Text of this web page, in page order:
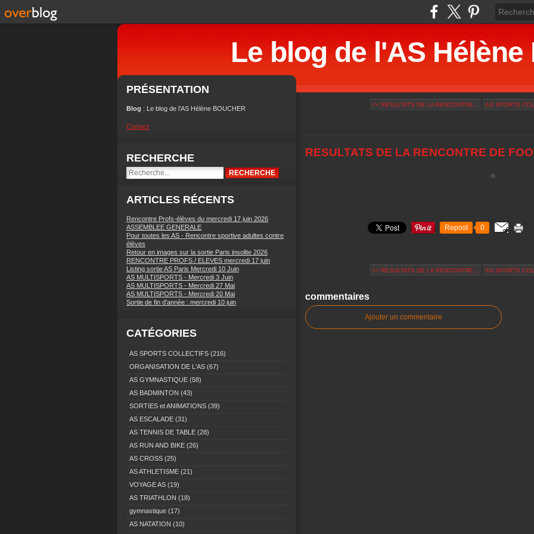
Le blog de l'AS Hélène
PRÉSENTATION
Blog : Le blog de l'AS Hélène BOUCHER
Contact
RECHERCHE
ARTICLES RÉCENTS
Rencontre Profs-élèves du mercredi 17 juin 2026
ASSEMBLEE GENERALE
Pour toutes les AS - Rencontre sportive adultes contre
élèves
Retour en images sur la sortie Paris insolite 2026
RENCONTRE PROFS / ELEVES mercredi 17 juin
Listing sortie AS Paris Mercredi 10 Juin
AS MULTISPORTS - Mercredi 3 Juin
AS MULTISPORTS - Mercredi 27 Mai
AS MULTISPORTS - Mercredi 20 Mai
Sortie de fin d'année : mercredi 10 juin
CATÉGORIES
AS SPORTS COLLECTIFS (216)
ORGANISATION DE L'AS (67)
AS GYMNASTIQUE (58)
AS BADMINTON (43)
SORTIES et ANIMATIONS (39)
AS ESCALADE (31)
AS TENNIS DE TABLE (28)
AS RUN AND BIKE (26)
AS CROSS (25)
AS ATHLETISME (21)
VOYAGE AS (19)
AS TRIATHLON (18)
gymnastique (17)
AS NATATION (10)
<< RESULTATS DE LA RENCONTRE... AS SPORTS
RESULTATS DE LA RENCONTRE DE
Repost 0
<< RESULTATS DE LA RENCONTRE... AS SPORTS
commentaires
Ajouter un commentaire